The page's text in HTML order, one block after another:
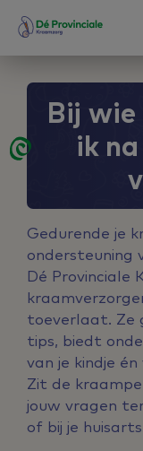
Bij
ik
Gedurende je
ondersteuning
Dé Provinciale
toeverlaat. Ze
tips, biedt
van je kindje
Zit de
jouw vragen
of bij je